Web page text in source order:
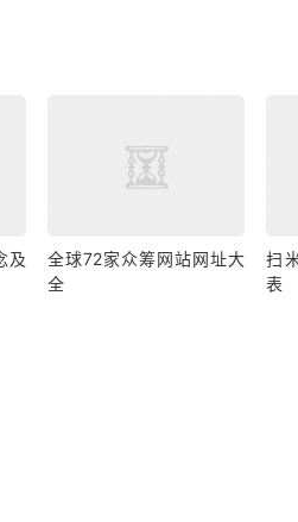
及
全球72家众筹网站网址大
全
扫
表